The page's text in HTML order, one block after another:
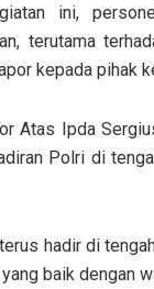
ini,
terutama
kepada pihak
Atas Ipda
Polri di
hadir di
baik dengan